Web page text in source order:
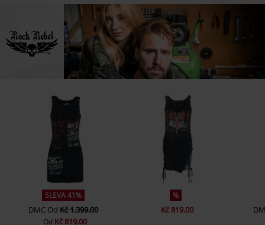
SLEVA 41%
DMC OdKč 1.399,00
Od Kč 819,00
%
Kč 819,00